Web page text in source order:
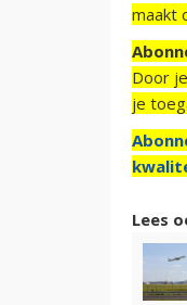
maakt
Door
je
Lees